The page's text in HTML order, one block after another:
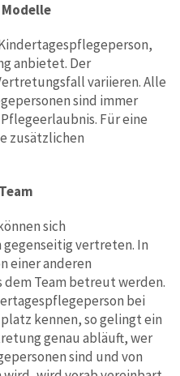
anbietet. Der
variieren. Alle
sind immer
Für eine
zusätzlichen
sich
vertreten. In
einer anderen
Team betreut werden.
bei
kennen, so gelingt ein
genau abläuft, wer
sind und von